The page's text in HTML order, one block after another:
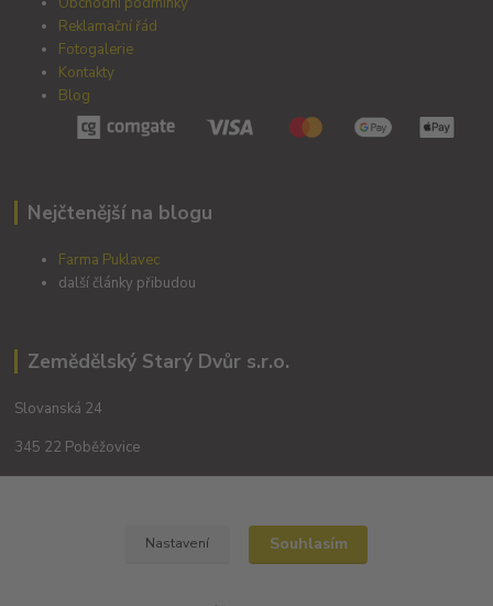
Reklamační řád
Fotogalerie
Kontakty
Blog
Nejčtenější na blogu
Farma Puklavec
další články přibudou
Zemědělský Starý Dvůr s.r.o.
Slovanská 24
345 22 Poběžovice
Nastavení Souhlasím